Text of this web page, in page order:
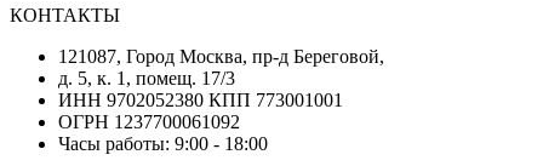
КОНТАКТЫ
121087, Город Москва, пр-д Береговой,
д. 5, к. 1, помещ. 17/3
ИНН 9702052380 КПП 773001001
ОГРН 1237700061092
Часы работы: 9:00 - 18:00